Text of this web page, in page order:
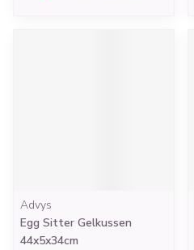
Advys
Egg Sitter Gelkussen
44x5x34cm